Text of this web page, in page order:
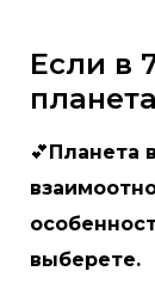
Если в
планета
💕Планета
выберете.